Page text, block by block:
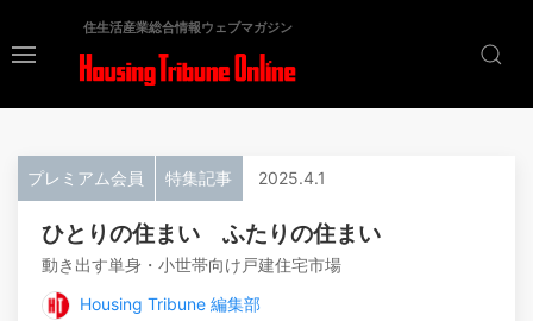
住生活産業総合情報ウェブマガジン
プレミアム会員 特集記事 2025.4.1
ひとりの住まい ふたりの住まい
動き出す単身・小世帯向け戸建住宅市場
Housing Tribune 編集部